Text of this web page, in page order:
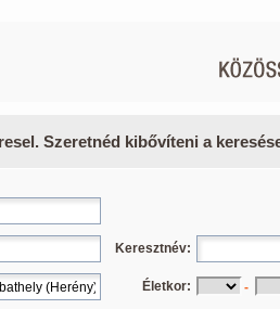
Szeretnéd kibővíteni a
Keresztnév:
Életkor: -